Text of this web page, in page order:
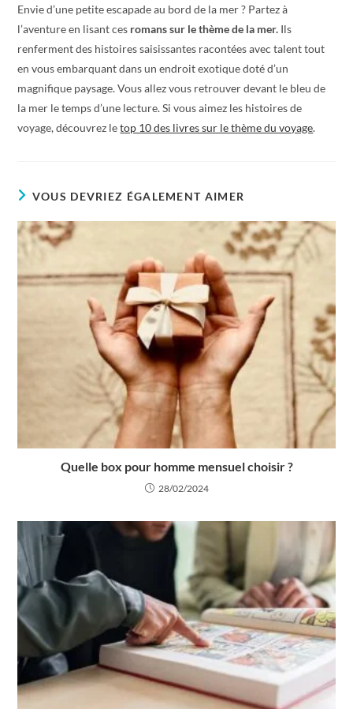
Envie d’une petite escapade au bord de la mer ? Partez à
l’aventure en lisant ces romans sur le thème de la mer. Ils
renferment des histoires saisissantes racontées avec talent tout
en vous embarquant dans un endroit exotique doté d’un
magnifique paysage. Vous allez vous retrouver devant le bleu de
la mer le temps d’une lecture. Si vous aimez les histoires de
voyage, découvrez letop 10 des livres sur le thème du voyage.
VOUS DEVRIEZ ÉGALEMENT AIMER
Quelle box pour homme mensuel choisir ?
28/02/2024